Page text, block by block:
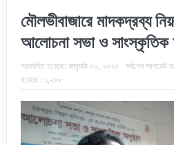
মৌলভীবাজারে মাদকদ্রব্য
আলোচনা সভা ও সাংস্কৃতিক
প্রকাশিত হয়েছে: জানুয়ারি ০২, ২০২০ সর্বশেষ আপডেট
হয়েছে : ১,২৮৮